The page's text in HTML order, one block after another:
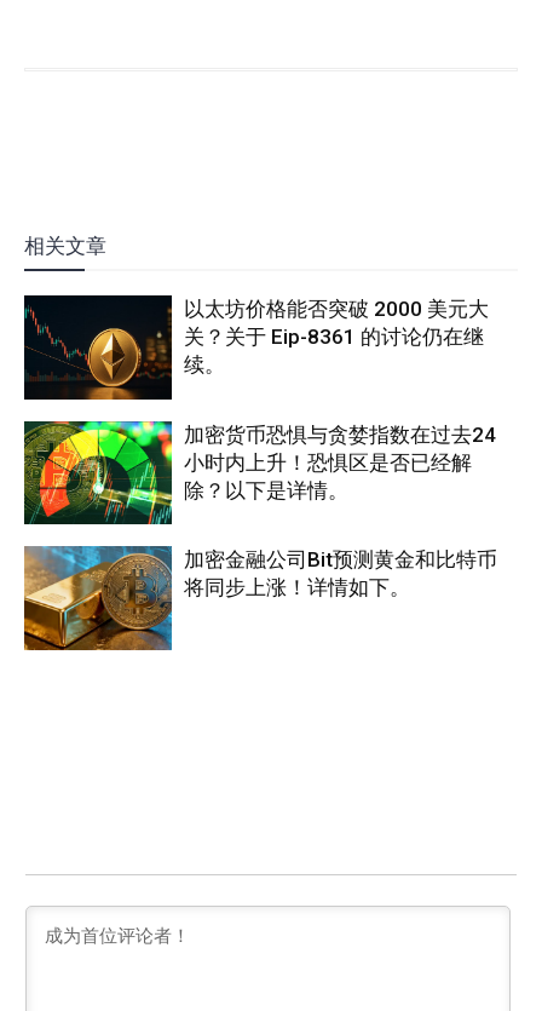
相关文章
以太坊价格能否突破 2000 美元大
关？关于 Eip-8361 的讨论仍在继
续。
加密货币恐惧与贪婪指数在过去24
小时内上升！恐惧区是否已经解
除？以下是详情。
加密金融公司Bit预测黄金和比特币
将同步上涨！详情如下。